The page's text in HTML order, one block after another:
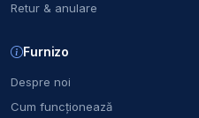
Retur & anulare
Furnizo
Despre noi
Cum funcționează